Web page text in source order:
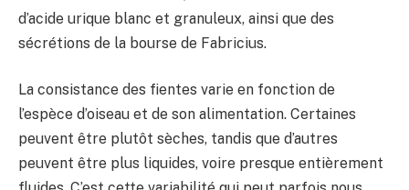
d’acide urique blanc et granuleux, ainsi que des
sécrétions de la bourse de Fabricius.
La consistance des fientes varie en fonction de
l’espèce d’oiseau et de son alimentation. Certaines
peuvent être plutôt sèches, tandis que d’autres
peuvent être plus liquides, voire presque entièrement